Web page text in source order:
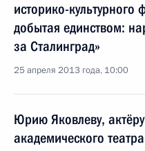
историко-
добытая единством:
за Сталинград»
25 апреля 2013 года, 10:00
Юрию Яковлеву, актёру
академического